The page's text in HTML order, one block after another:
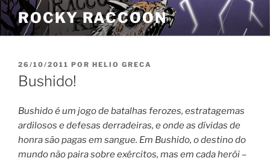
Pular
para
o
ROCKY RACCOON
PUBLICADO
EM
26/10/2011 POR HELIO GRECA
Bushido!
Bushido é um jogo de batalhas ferozes, estratagemas
ardilosos e defesas derradeiras, e onde as dívidas de
honra são pagas em sangue. Em Bushido, o destino do
mundo não paira sobre exércitos, mas em cada herói –